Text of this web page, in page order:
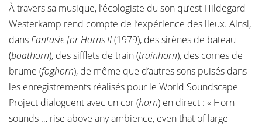
À travers sa musique, l’écologiste du son qu’est Hildegard
Westerkamp rend compte de l’expérience des lieux. Ainsi,
dansFantasie for Horns II(1979), des sirènes de bateau
(boathorn), des sifflets de train (trainhorn), des cornes de
brume (foghorn), de même que d’autres sons puisés dans
les enregistrements réalisés pour le World Soundscape
Project dialoguent avec un cor (horn) en direct : « Horn
sounds … rise above any ambience, even that of large